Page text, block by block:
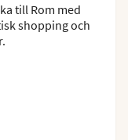
till Rom med
shopping och